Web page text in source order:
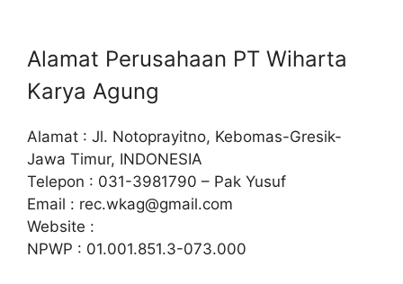
Alamat Perusahaan PT Wiharta
Karya Agung
Alamat : Jl. Notoprayitno, Kebomas-Gresik-
Jawa Timur, INDONESIA
Telepon : 031-3981790 – Pak Yusuf
Email : rec.wkag@gmail.com
Website :
NPWP : 01.001.851.3-073.000